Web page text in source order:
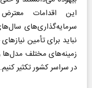
این اقدامات
سرمایه‌گذاری‌های
نباید برای تأمین
زمینه‌های مختلف مدل‌ها
در سراسر کشور تکثیر کنیم.